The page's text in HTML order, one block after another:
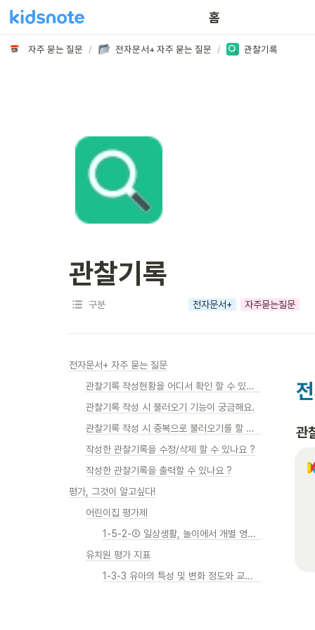
홈
자주 묻는 질문 / 전자문서+ 자주 묻는 질문 / 관찰기록
관찰기록
구분 전자문서+ 자주묻는질문
전자문서+ 자주 묻는 질문
관찰기록 작성현황을 어디서 확인 할 수 있는지 궁금해요.
관찰기록 작성 시 불러오기 기능이 궁금해요.
관찰기록 작성 시 중복으로 불러오기를 할 수 있나요 ?
작성한 관찰기록을 수정/삭제 할 수 있나요 ?
작성한 관찰기록을 출력할 수 있나요 ?
평가, 그것이 알고싶다!
어린이집 평가제
1-5-2-① 일상생활, 놀이에서 개별 영유아의 반응과 행동을 관찰하여 기록함
유치원 평가 지표
1-3-3 유아의 특성 및 변화 정도와 교육과정 운영에 대한 평가를 실시한다.
관